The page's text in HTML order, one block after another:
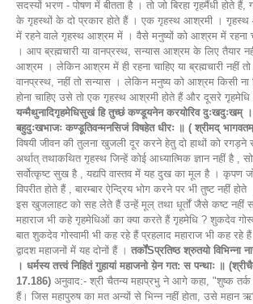
सदस्यों भरण - पोषण में बीतता है । तो जो बिरहा गृहमैंधी होते
के गृहस्थों के दो प्रकार होते हैं । एक गृहस्थ आश्रमी ।
में रहने वाले गृहस्थ आश्रम में । वैसे मनुष्यों को आश्रम में रहना
। आप ब्रह्मचारी या वानप्रस्थ, सन्यास आश्रम के लिए तैयार
आश्रम । लेकिन आश्रम में ही रहना चाहिए या ब्रह्मचारी नहीं
वानप्रस्थ, नहीं तो सन्यास । लेकिन मनुष्य को आश्रम किसी
होना चाहिए उसे तो एक गृहस्थ आश्रमी होते हैं और दूसरे गृहमेधि
यन्मैथुनादिगृहमेधिसुखं हि तुच्छं कण्डूयनेन करयोरिव दुःखदुःखम् ।
बहुदुःखभाजः कण्डूतिवन्मनसिजं विषहेत धीरः ॥ ( श्रीमद्
विषयी जीवन की तुलना खुजली दूर करने हेतु दो हाथों को रगड़ने
अर्थात् तथाकथित गृहस्थ जिन्हें कोई आध्यात्मिक ज्ञान नहीं है ,
सर्वोत्कृष्ट सुख है , यद्यपि वास्तव में यह दुख का मूल है । कृपण जो
विपरीत होते हैं , बारम्बार ऐन्द्रिय भोग करने पर भी तुष्ट नहीं
इस खुजलाहट को सह लेते हैं उन्हें मूल् तथा धूर्तों जैसे कष्ट नहीं
महाराज भी कहे गृहमेधिओं का क्या करते हैं गृहमेधि ? शुकदेव
बात शुकदेव गोस्वामी भी कह रहे हैं प्रहलाद महाराज भी कह रहे
द्वादश महाजनों में यह दोनों हैं । तर्कोंSप्रतिष्ठ श्रुतयो विभिन्ना
। धर्मस्य तत्त्वं निहितं गुहायां महाजनो ये़न गत: स पन्थाः ॥
17.186) अनुवाद:- श्री चैतन्य महाप्रभु ने आगे कहा, "शुष्क तर्क
हैं। जिस महापुरुष का मत अन्यों से भिन्न नहीं होता, उसे महान